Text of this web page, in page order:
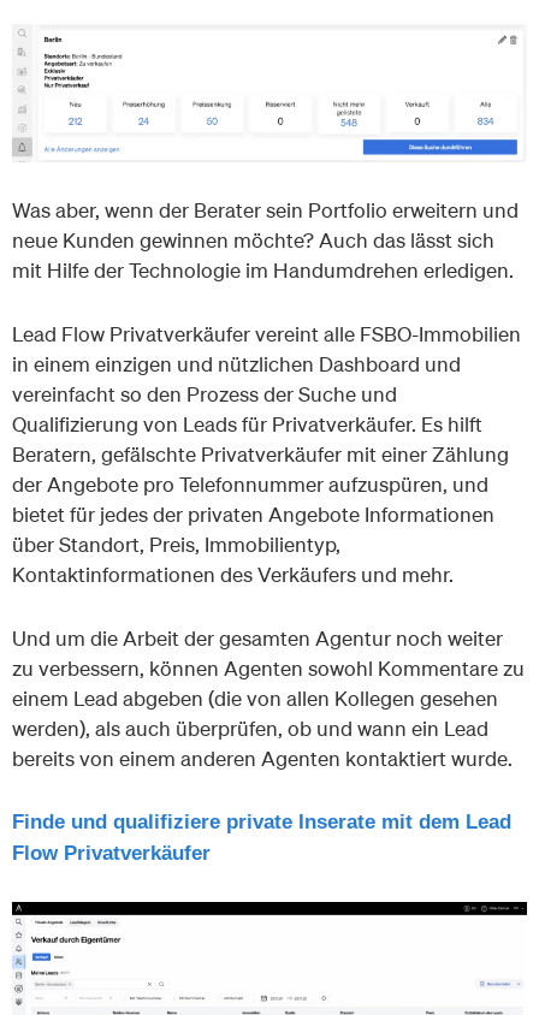
Was aber, wenn der Berater sein Portfolio erweitern und
neue Kunden gewinnen möchte? Auch das lässt sich
mit Hilfe der Technologie im Handumdrehen erledigen.
Lead Flow Privatverkäufer vereint alle FSBO-Immobilien
in einem einzigen und nützlichen Dashboard und
vereinfacht so den Prozess der Suche und
Qualifizierung von Leads für Privatverkäufer. Es hilft
Beratern, gefälschte Privatverkäufer mit einer Zählung
der Angebote pro Telefonnummer aufzuspüren, und
bietet für jedes der privaten Angebote Informationen
über Standort, Preis, Immobilientyp,
Kontaktinformationen des Verkäufers und mehr.
Und um die Arbeit der gesamten Agentur noch weiter
zu verbessern, können Agenten sowohl Kommentare zu
einem Lead abgeben (die von allen Kollegen gesehen
werden), als auch überprüfen, ob und wann ein Lead
bereits von einem anderen Agenten kontaktiert wurde.
Finde und qualifiziere private Inserate mit dem Lead
Flow Privatverkäufer